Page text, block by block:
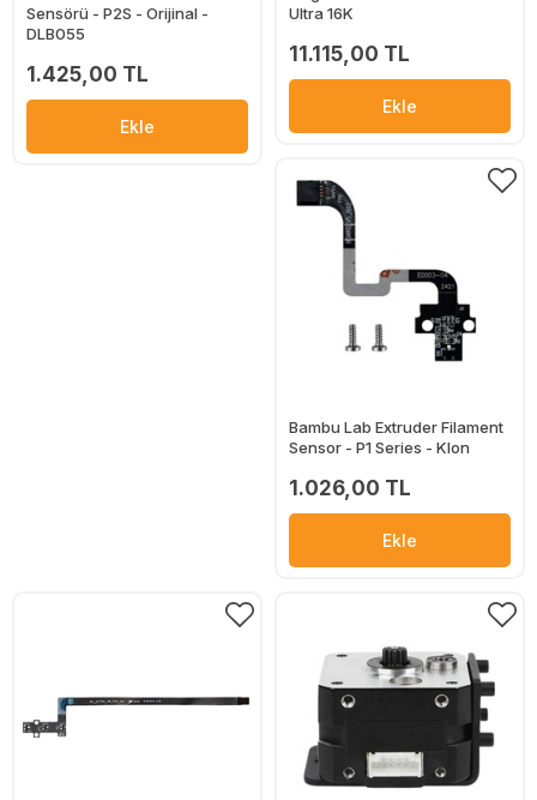
Sensörü - P2S - Orijinal -
DLB055
1.425,00 TL
Ekle
Ultra 16K
11.115,00 TL
Ekle
Bambu Lab Extruder Filament
Sensor - P1 Series - Klon
1.026,00 TL
Ekle